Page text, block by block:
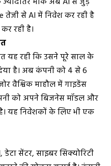
तेजी से AI में निवेश कर रही है
रही है।
यह रही कि उसने पूरे साल के
है। अब कंपनी को 4 से 6
वैश्विक माहौल में गाइडेंस
को अपने बिजनेस मॉडल और
यह निवेशकों के लिए भी एक
सेंटर, साइबर सिक्योरिटी